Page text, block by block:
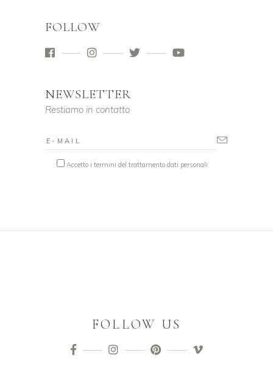
FOLLOW
NEWSLETTER
Restiamo in contatto
Accetto i termini del trattamento dati personali
FOLLOW US